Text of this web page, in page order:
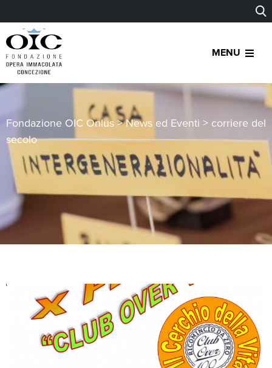
MENU
Fondazione OIC Onlus >News ed Eventi > corriere del
secolo